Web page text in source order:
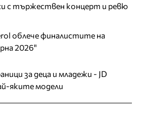
с тържествен концерт и ревю
облече финалистите на
2026"
за деца и младежи - JD
яките модели